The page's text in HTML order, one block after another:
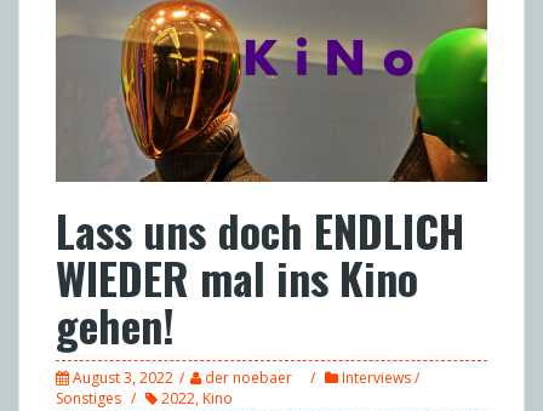
Lass uns doch ENDLICH
WIEDER mal ins Kino
gehen!
August 3, 2022 der noebaer
Interviews /
Sonstiges
2022,Kino